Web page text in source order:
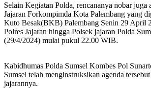
Selain Kegiatan Polda, rencananya nobar juga
Jajaran Forkompimda Kota Palembang yang
Kuto Besak(BKB) Palembang Senin 29 April
Polres Jajaran hingga Polsek jajaran Polda
(29/4/2024) mulai pukul 22.00 WIB.
Kabidhumas Polda Sumsel Kombes Pol
Sumsel telah menginstruksikan agenda
jajarannya.